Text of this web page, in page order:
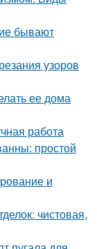
бывают
узоров
ее дома
работа
простой
и
чистовая,